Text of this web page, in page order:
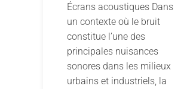
Écrans acoustiques Dans
un contexte où le bruit
constitue l’une des
principales nuisances
sonores dans les milieux
urbains et industriels, la